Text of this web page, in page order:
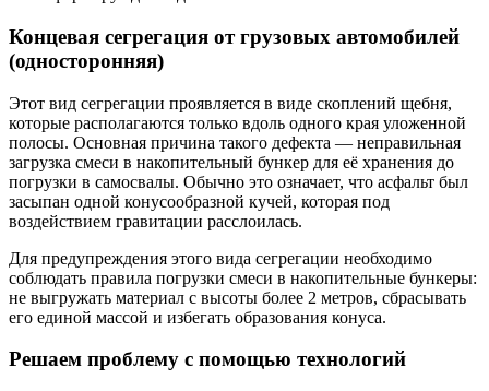
Концевая сегрегация от грузовых автомобилей
(односторонняя)
Этот вид сегрегации проявляется в виде скоплений щебня,
которые располагаются только вдоль одного края уложенной
полосы. Основная причина такого дефекта — неправильная
загрузка смеси в накопительный бункер для её хранения до
погрузки в самосвалы. Обычно это означает, что асфальт был
засыпан одной конусообразной кучей, которая под
воздействием гравитации расслоилась.
Для предупреждения этого вида сегрегации необходимо
соблюдать правила погрузки смеси в накопительные бункеры:
не выгружать материал с высоты более 2 метров, сбрасывать
его единой массой и избегать образования конуса.
Решаем проблему с помощью технологий